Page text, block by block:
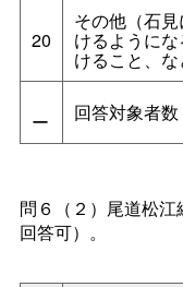
20
その他（石
けるように
けること、な
ー 回答対象者数
問６（２）尾道松
回答可）。